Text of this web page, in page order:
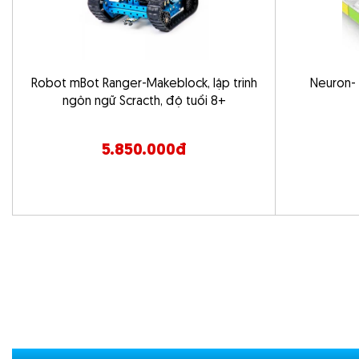
Nút điều chỉnh âm lượng (Gear potentiometer) có thể sử
kiện cho phép chương trình thực hiện các chức năng tương ứng
nhận hồng ngoại.
angle, shaken...
nối được wifi báo đèn đỏ và sau khi kết nối thành công báo đèn
Bộ phận phát hiện âm thanh và ánh sáng: có thể nhận diện
Robot mBot Ranger-Makeblock, lập trình
ngôn ngữ Scracth, độ tuổi 8+
5.850.000đ
Neuron-